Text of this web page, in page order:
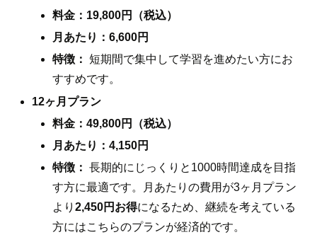
料金：19,800円（税込）
月あたり：6,600円
特徴： 短期間で集中して学習を進めたい方にお
すすめです。
12ヶ月プラン
料金：49,800円（税込）
月あたり：4,150円
特徴： 長期的にじっくりと1000時間達成を目指
す方に最適です。月あたりの費用が3ヶ月プラン
より2,450円お得になるため、継続を考えている
方にはこちらのプランが経済的です。